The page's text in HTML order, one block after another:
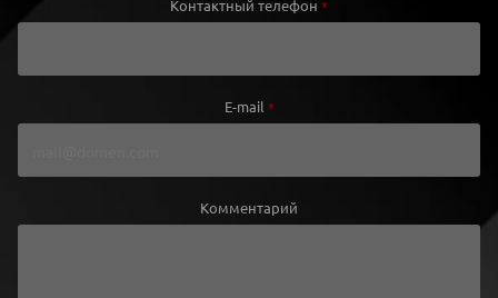
Контактный телефон *
E-mail *
Комментарий